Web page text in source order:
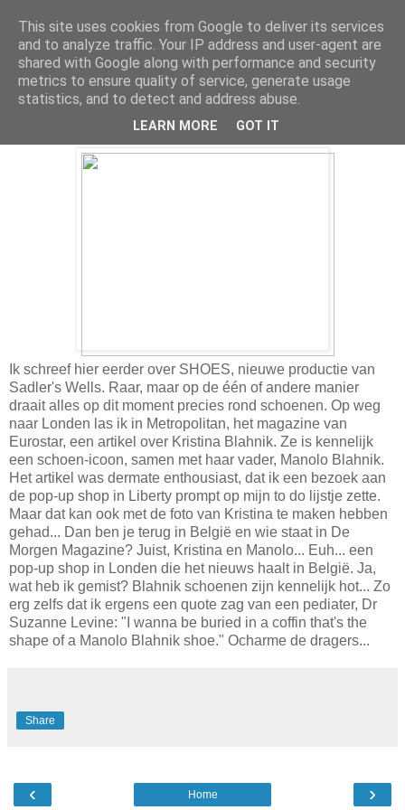
Sunday, September 12, 2010
What a shoe can do
Ik schreef hier eerder over SHOES, nieuwe productie van
Sadler's Wells. Raar, maar op de één of andere manier
draait alles op dit moment precies rond schoenen. Op weg
naar Londen las ik in Metropolitan, het magazine van
Eurostar, een artikel over Kristina Blahnik. Ze is kennelijk
een schoen-icoon, samen met haar vader, Manolo Blahnik.
Het artikel was dermate enthousiast, dat ik een bezoek aan
de pop-up shop in Liberty prompt op mijn to do lijstje zette.
Maar dat kan ook met de foto van Kristina te maken hebben
gehad... Dan ben je terug in België en wie staat in De
Morgen Magazine? Juist, Kristina en Manolo... Euh... een
pop-up shop in Londen die het nieuws haalt in België. Ja,
wat heb ik gemist? Blahnik schoenen zijn kennelijk hot... Zo
erg zelfs dat ik ergens een quote zag van een pediater, Dr
Suzanne Levine: "I wanna be buried in a coffin that's the
shape of a Manolo Blahnik shoe." Ocharme de dragers...
Share
‹ ›
Home
This site uses cookies from Google to deliver its services
and to analyze traffic. Your IP address and user-agent are
shared with Google along with performance and security
metrics to ensure quality of service, generate usage
statistics, and to detect and address abuse.
LEARN MORE GOT IT